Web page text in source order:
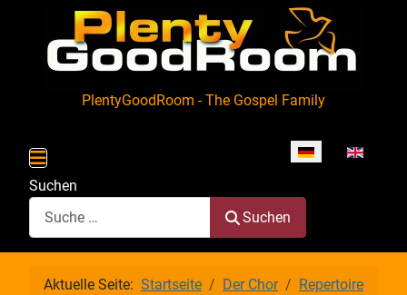
PlentyGoodRoom - The Gospel Family
Sprache
Suchen
Suchen
Aktuelle Seite: Startseite Der Chor
Repertoire